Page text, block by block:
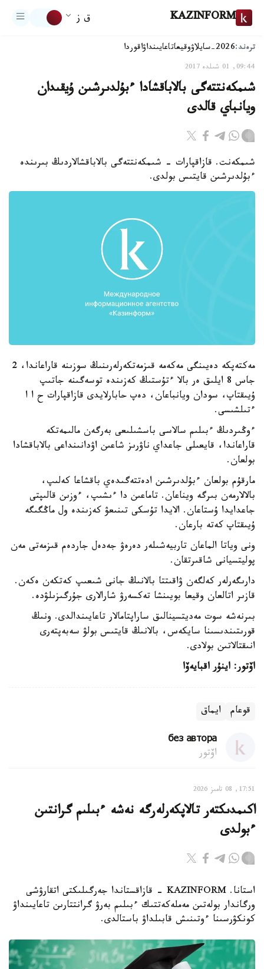
KAZINFORM ق ز
ترەند:2026-سايلاۋ وقيعاتاعايىنداۋاقوردا
09:44, 01 شىلدە 2017
شىمكەنتتەگى بالاباقشادا ءبۇلدىرشىن ۇيقىدان
ويانباي قالدى
شىمكەنت. قازاقپارات - شىمكەنتتەگى بالاباقشالاردىڭ بىرىندە
ءبۇلدىرشىن قايتىس بولدى.
مەكتەپكە دەيىنگى مەكەمە قىزمەتكەرلەرىنىڭ سوزىنە قاراعاندا، 2
جاس 8 ايلىق ەر بالا ءتۇستىڭ كەزىندە توسەگىنە جاتىپ
ۇيىقتاپ، سودان ويانباعان، دەپ حابارلايدى قازاقپارات ح ا ا
ءتىلشىسى.
ءوڭىردىڭ ءبىلىم سالاسى باسشىلىعى بەرگەن مالىمەتكە
قاراعاندا، قايعىلى جاعداي ناۋرىز شاعىن اۋدانىنداعى بالاباقشادا
بولعان.
مارقۇم بولعان ءبۇلدىرشىن ادەتتەگىدەي باقشاعا كەلىپ،
بالالارمەن بىرگە ويناعان. تاماعىن دا ءىشىپ، ءوزىن قالىپتى
جاعدايدا ۇستاعان. الايدا تۇسكى تىنىعۋ كەزىندە ول ماڭگىگە
ۇيىقتاپ كەتە بارعان.
ونى وياتا الماعان تاربيەشىلەر دەرەۋ جەدەل جاردەم قىزمەتى مەن
پوليتسيانى شاقىرتقان.
دارىگەرلەر كەلگەن ۋاقىتتا بالانىڭ جانى شىعىپ كەتكەن ەكەن.
قازىر اتالعان وقيعا بويىنشا تەكسەرۋ شارالارى جۇرگىزىلۋدە.
بىرنەشە سوت مەديتسينالىق ساراپتامالار تاعايىندالدى. ونىڭ
قورىتىندىسىنا سايكەس، بالانىڭ قايتىس بولۋ سەبەپتەرى
انىقتالاتىن بولادى.
اۆتور: اينۇر اقبايەۆا
قوعام ايماق
без автора
اۆتور
17:51, 08 تامىز 2026
اكىمدىكتەر تالاپكەرلەرگە نەشە ءبىلىم گرانتىن
ءبولدى
استانا. KAZINFORM - قازاقستاندا جەرگىلىكتى اتقارۋشى
ورگاندار بولەتىن مەملەكەتتىك ءبىلىم بەرۋ گرانتتارىن تاعايىنداۋ
كونكۋرسىنا ءوتىنىش قابىلداۋ باستالدى.